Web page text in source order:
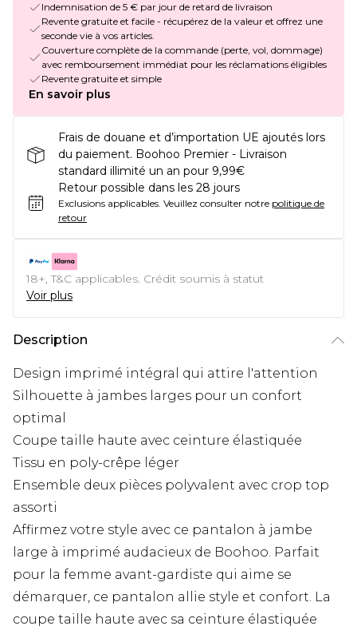
Indemnisation de 5 € par jour de retard de livraison
Revente gratuite et facile - récupérez de la valeur et offrez une
seconde vie à vos articles.
Couverture complète de la commande (perte, vol, dommage)
avec remboursement immédiat pour les réclamations éligibles
Revente gratuite et simple
En savoir plus
Frais de douane et d’importation UE ajoutés lors
du paiement. Boohoo Premier - Livraison
standard illimité un an pour 9,99€
Retour possible dans les 28 jours
Exclusions applicables. Veuillez consulter notre politique de
retour
18+, T&C applicables. Crédit soumis à statut
Voir plus
Description
Design imprimé intégral qui attire l'attention
Silhouette à jambes larges pour un confort
optimal
Coupe taille haute avec ceinture élastiquée
Tissu en poly-crêpe léger
Ensemble deux pièces polyvalent avec crop top
assorti
Affirmez votre style avec ce pantalon à jambe
large à imprimé audacieux de Boohoo. Parfait
pour la femme avant-gardiste qui aime se
démarquer, ce pantalon allie style et confort. La
coupe taille haute avec sa ceinture élastiquée